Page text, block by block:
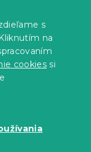
s
na
cookies si